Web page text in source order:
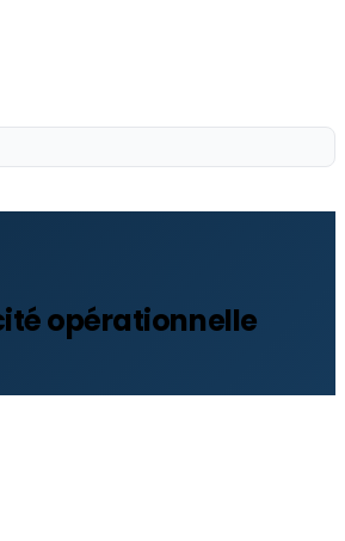
opérationnelle